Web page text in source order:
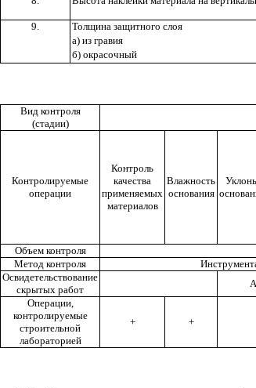
9. Толщина защитного слоя
а) из гравия
б) окрасочный
Вид контроля
(стадии)
Контролируемые
операции
Контроль
качества
применяемых
материалов
Влажность
основания
Объем контроля
Метод контроля
Освидетельствование
скрытых работ
Операции,
контролируемые
строительной
лабораторией
+ +